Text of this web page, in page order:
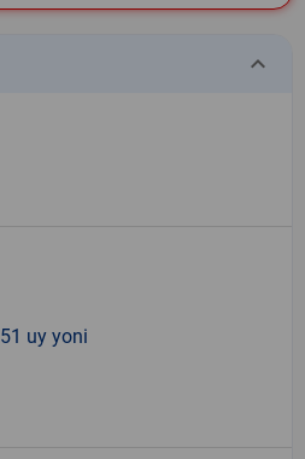
keyboard_arrow_down
51 uy yoni